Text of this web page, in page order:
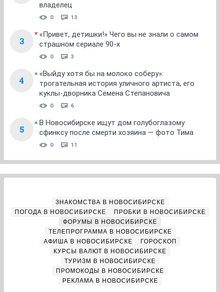
владелец
0 13
3
«Привет, детишки!» Чего вы не знали о самом
страшном сериале 90-х
0 3
4
«Выйду хотя бы на молоко соберу»:
трогательная история уличного артиста, его
куклы-дворника Семена Степановича
0 6
5
В Новосибирске ищут дом голубоглазому
сфинксу после смерти хозяина — фото Тима
0 11
ЗНАКОМСТВА В НОВОСИБИРСКЕ
ПОГОДА В НОВОСИБИРСКЕ
ПРОБКИ В НОВОСИБИРСКЕ
ФОРУМЫ В НОВОСИБИРСКЕ
ТЕЛЕПРОГРАММА В НОВОСИБИРСКЕ
АФИША В НОВОСИБИРСКЕ
ГОРОСКОП
КУРСЫ ВАЛЮТ В НОВОСИБИРСКЕ
ТУРИЗМ В НОВОСИБИРСКЕ
ПРОМОКОДЫ В НОВОСИБИРСКЕ
РЕКЛАМА В НОВОСИБИРСКЕ